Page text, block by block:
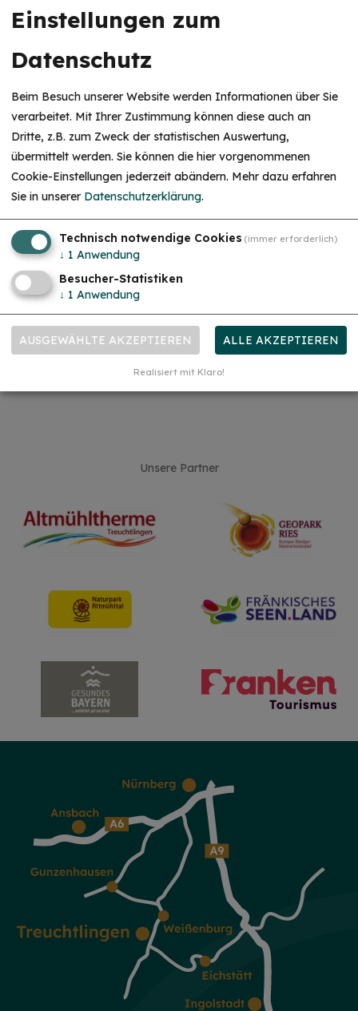
Leaflet|
Gasthaus "Zum Goldenen Stern"
Herr Alexander Knoll
Windischhausen
Windischhausen 54
91757 Treuchtlingen
09142 4621
Unsere Partner
Einstellungen zum
Datenschutz
Beim Besuch unserer Website werden Informationen über Sie
verarbeitet. Mit Ihrer Zustimmung können diese auch an
Dritte, z.B. zum Zweck der statistischen Auswertung,
übermittelt werden. Sie können die hier vorgenommenen
Cookie-Einstellungen jederzeit abändern. Mehr dazu erfahren
Sie in unserer Datenschutzerklärung.
Technisch notwendige Cookies (immer erforderlich)
↓ 1 Anwendung
Besucher-Statistiken
↓ 1 Anwendung
AUSGEWÄHLTE AKZEPTIEREN ALLE AKZEPTIEREN
Realisiert mit Klaro!